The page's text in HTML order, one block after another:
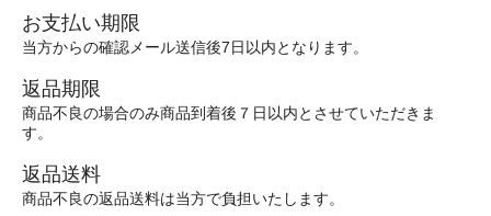
お支払い期限
当方からの確認メール送信後7日以内となります。
返品期限
商品不良の場合のみ商品到着後７日以内とさせていただきま
す。
返品送料
商品不良の返品送料は当方で負担いたします。